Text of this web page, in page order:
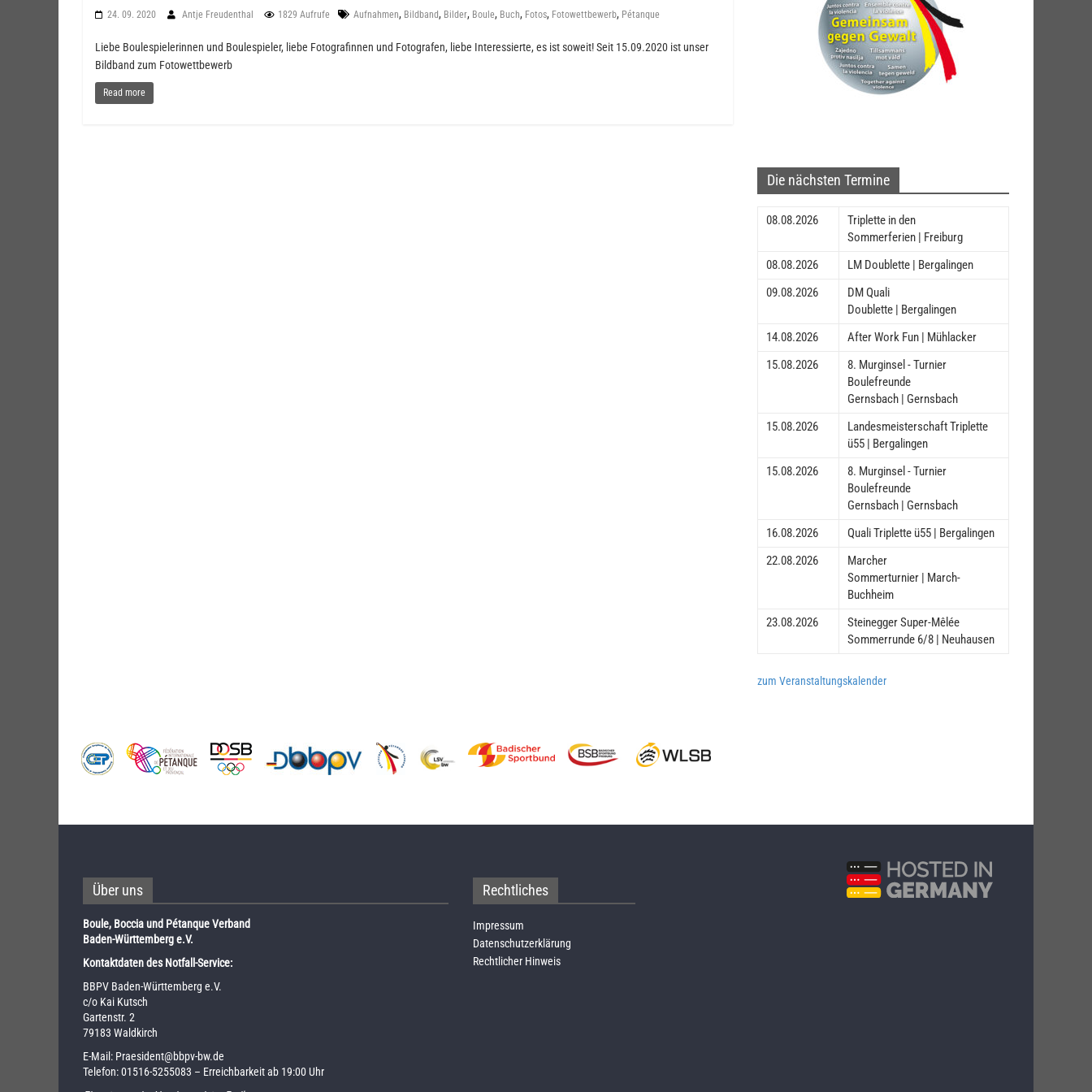
24. 09. 2020 Antje Freudenthal 1829 Aufrufe Aufnahmen, Bildband, Bilder, Boule, Buch, Fotos, Fotowettbewerb, Pétanque
Liebe Boulespielerinnen und Boulespieler, liebe Fotografinnen und Fotografen, liebe Interessierte, es ist soweit! Seit 15.09.2020 ist unser
Bildband zum Fotowettbewerb
Read more
Die nächsten Termine
08.08.2026
Triplette in den
Sommerferien | Freiburg
08.08.2026
LM Doublette | Bergalingen
09.08.2026
DM Quali
Doublette | Bergalingen
14.08.2026
After Work Fun | Mühlacker
15.08.2026
8. Murginsel - Turnier
Boulefreunde
Gernsbach | Gernsbach
15.08.2026
Landesmeisterschaft Triplette
ü55 | Bergalingen
15.08.2026
8. Murginsel - Turnier
Boulefreunde
Gernsbach | Gernsbach
16.08.2026
Quali Triplette ü55 | Bergalingen
22.08.2026
Marcher
Sommerturnier | March-
Buchheim
23.08.2026
Steinegger Super-Mêlée
Sommerrunde 6/8 | Neuhausen
zum Veranstaltungskalender
Über uns
Boule, Boccia und Pétanque Verband
Baden-Württemberg e.V.
Kontaktdaten des Notfall-Service:
BBPV Baden-Württemberg e.V.
c/o Kai Kutsch
Gartenstr. 2
79183 Waldkirch
E-Mail: Praesident@bbpv-bw.de
Telefon:01516-5255083 – Erreichbarkeit ab 19:00 Uhr
Rechtliches
Impressum
Datenschutzerklärung
Rechtlicher Hinweis